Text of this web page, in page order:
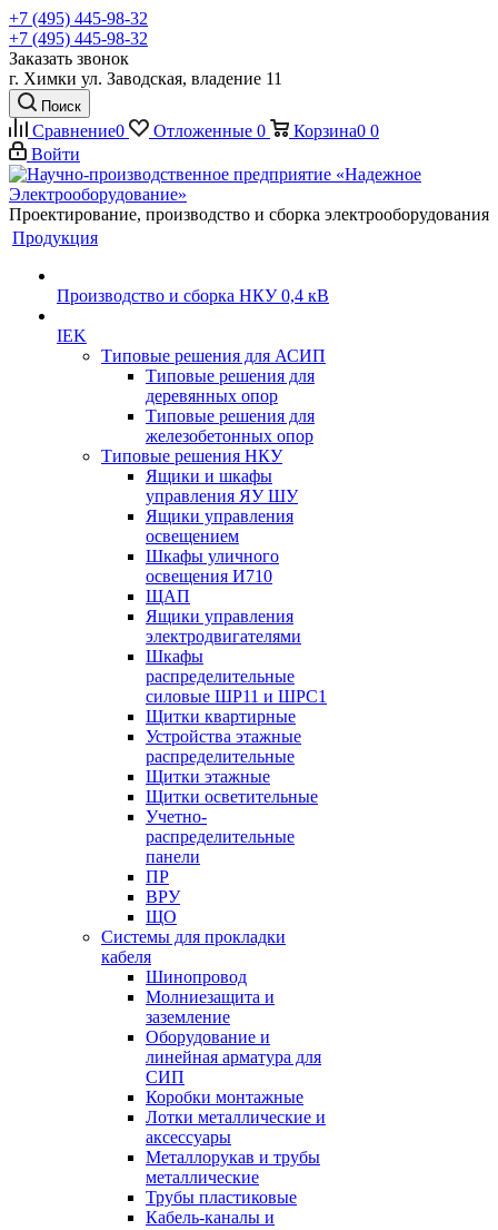
+7 (495) 445-98-32
+7 (495) 445-98-32
Заказать звонок
г. Химки ул. Заводская, владение 11
Поиск
Сравнение0 Отложенные 0 Корзина0 0
Войти
Проектирование, производство и сборка электрооборудования
Продукция
Производство и сборка НКУ 0,4 кВ
IEK
Типовые решения для АСИП
Типовые решения для
деревянных опор
Типовые решения для
железобетонных опор
Типовые решения НКУ
Ящики и шкафы
управления ЯУ ШУ
Ящики управления
освещением
Шкафы уличного
освещения И710
ЩАП
Ящики управления
электродвигателями
Шкафы
распределительные
силовые ШР11 и ШРС1
Щитки квартирные
Устройства этажные
распределительные
Щитки этажные
Щитки осветительные
Учетно-
распределительные
панели
ПР
ВРУ
ЩО
Системы для прокладки
кабеля
Шинопровод
Молниезащита и
заземление
Оборудование и
линейная арматура для
СИП
Коробки монтажные
Лотки металлические и
аксессуары
Металлорукав и трубы
металлические
Трубы пластиковые
Кабель-каналы и